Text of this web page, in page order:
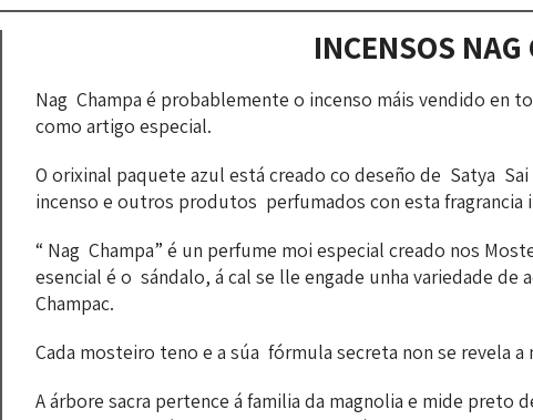
INCENSOS NAG
Nag Champa é probablemente o incenso máis vendido en
como artigo especial.
O orixinal paquete azul está creado co deseño de Satya
incenso e outros produtos perfumados con esta fragrancia
“ Nag Champa” é un perfume moi especial creado nos
esencial é o sándalo, á cal se lle engade unha variedade
Champac.
Cada mosteiro teno e a súa fórmula secreta non se revela a
A árbore sacra pertence á familia da magnolia e mide preto